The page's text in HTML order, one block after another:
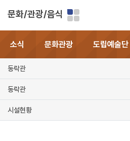
문화/관광/음식
소식 문화관광 도립예술단
동락관
동락관
시설현황